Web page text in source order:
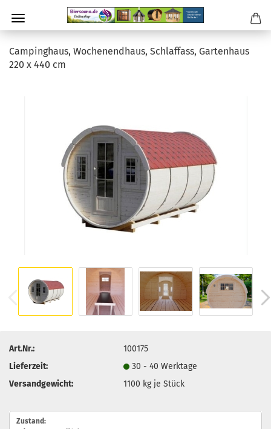
Campinghaus, Wochenendhaus, Schlaffass, Gartenhaus
220 x 440 cm
Art.Nr.:
100175
Lieferzeit:
30 - 40 Werktage
Versandgewicht:
1100 kg je Stück
Zustand: